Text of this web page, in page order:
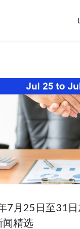
7月25日至31
闻精选